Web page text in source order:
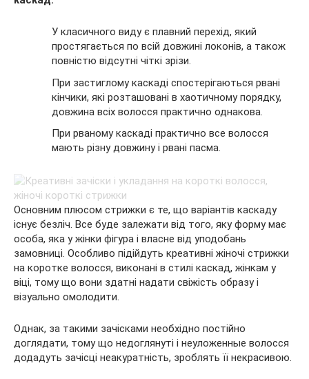
У класичного виду є плавний перехід, який
простягається по всій довжині локонів, а також
повністю відсутні чіткі зрізи.
При застиглому каскаді спостерігаються рвані
кінчики, які розташовані в хаотичному порядку,
довжина всіх волосся практично однакова.
При рваному каскаді практично все волосся
мають різну довжину і рвані пасма.
Основним плюсом стрижки є те, що варіантів каскаду
існує безліч. Все буде залежати від того, яку форму має
особа, яка у жінки фігура і власне від уподобань
замовниці. Особливо підійдуть креативні жіночі стрижки
на коротке волосся, виконані в стилі каскад, жінкам у
віці, тому що вони здатні надати свіжість образу і
візуально омолодити.
Однак, за такими зачісками необхідно постійно
доглядати, тому що недоглянуті і неуложенные волосся
додадуть зачісці неакуратність, зроблять її некрасивою.